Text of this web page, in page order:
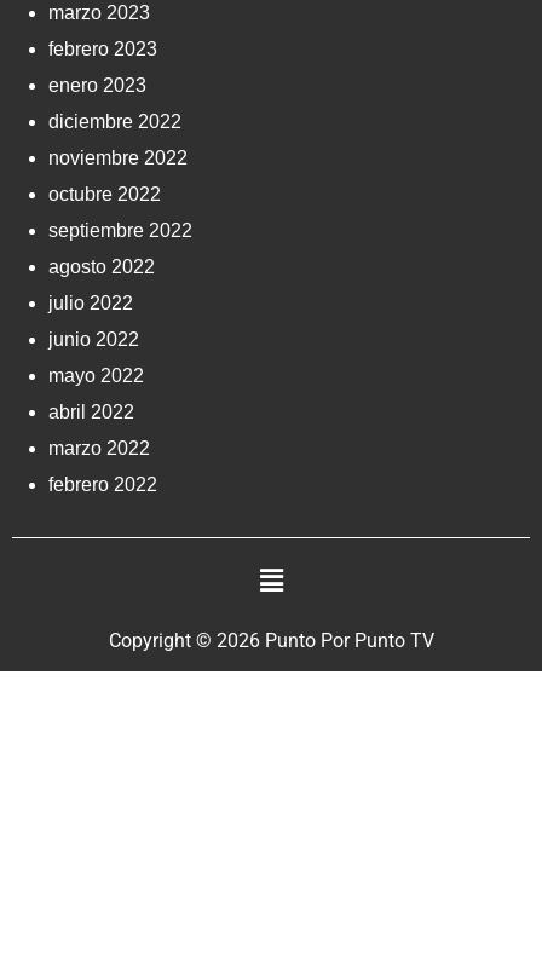
marzo 2023
febrero 2023
enero 2023
diciembre 2022
noviembre 2022
octubre 2022
septiembre 2022
agosto 2022
julio 2022
junio 2022
mayo 2022
abril 2022
marzo 2022
febrero 2022
Copyright © 2026 Punto Por Punto TV